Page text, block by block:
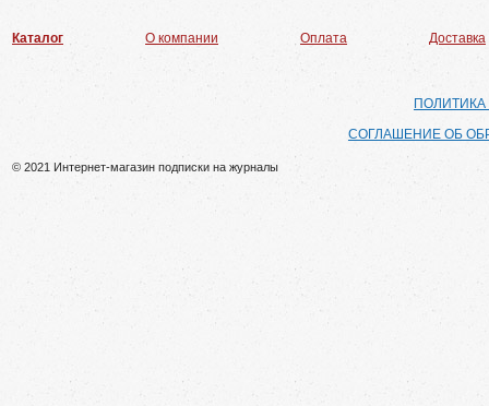
Каталог О компании Оплата Доставка
СОГЛАШЕНИЕ ОБ
© 2021 Интернет-магазин подписки на журналы